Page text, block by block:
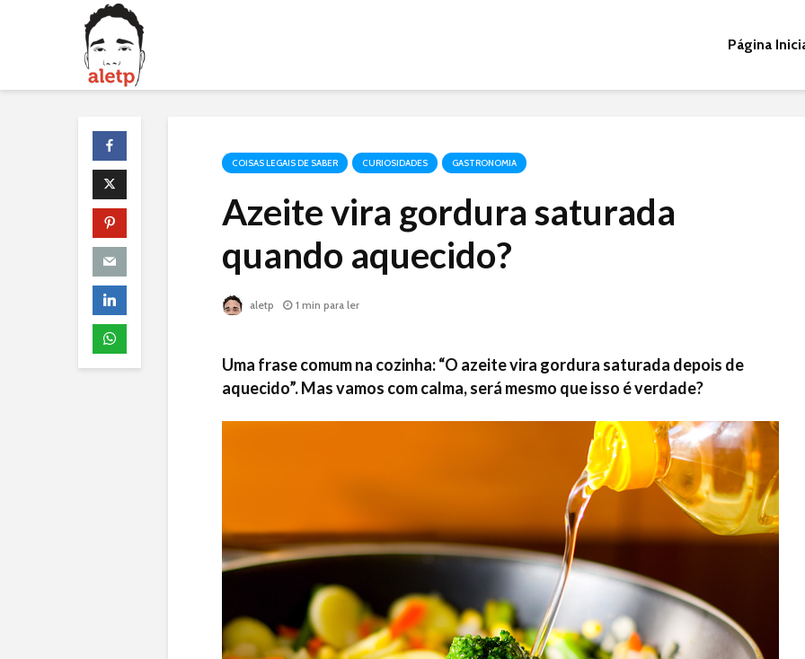
Página
COISAS LEGAIS DE SABER CURIOSIDADES GASTRONOMIA
Azeite vira gordura saturada
quando aquecido?
aletp 1 min para ler
Uma frase comum na cozinha: “O azeite vira gordura saturada depois de
aquecido”. Mas vamos com calma, será mesmo que isso é verdade?